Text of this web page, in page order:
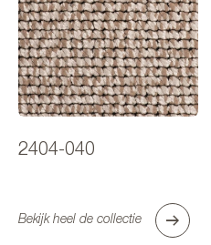
2404-040
Bekijk heel de collectie